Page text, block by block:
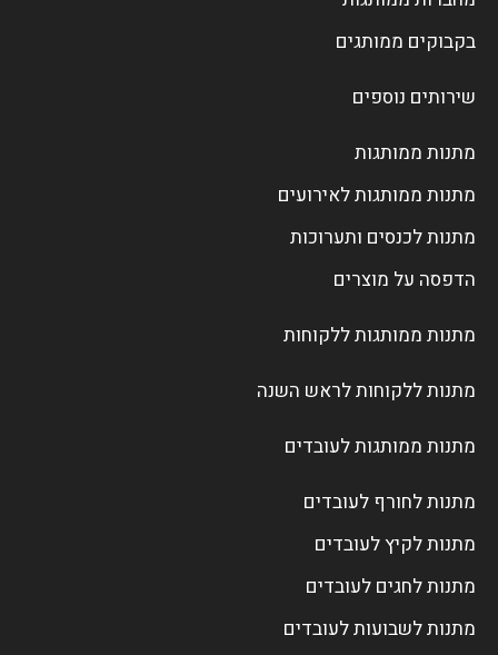
בקבוקים ממותגים
שירותים נוספים
מתנות ממותגות
מתנות ממותגות לאירועים
מתנות לכנסים ותערוכות
הדפסה על מוצרים
מתנות ממותגות ללקוחות
מתנות ללקוחות לראש השנה
מתנות ממותגות לעובדים
מתנות לחורף לעובדים
מתנות לקיץ לעובדים
מתנות לחגים לעובדים
מתנות לשבועות לעובדים